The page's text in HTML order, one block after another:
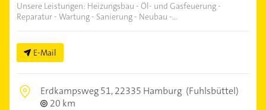
Unsere Leistungen: Heizungsbau - Öl- und Gasfeuerung -
Reparatur - Wartung - Sanierung - Neubau -...
E-Mail
Erdkampsweg 51,22335 Hamburg (Fuhlsbüttel)
20 km